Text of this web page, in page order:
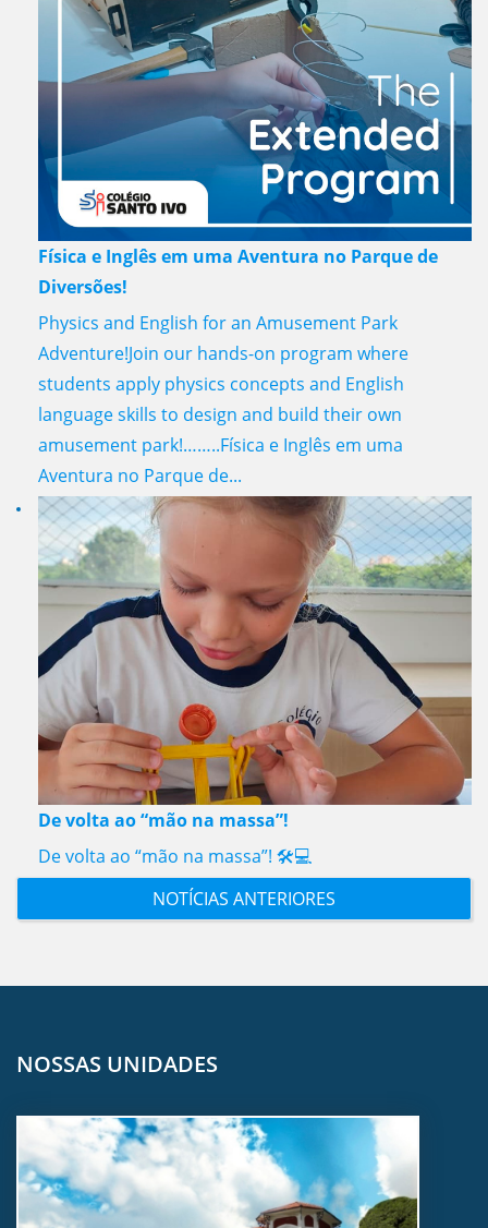
Física e Inglês em uma Aventura no Parque de
Diversões!
Physics and English for an Amusement Park
Adventure!Join our hands-on program where
students apply physics concepts and English
language skills to design and build their own
amusement park!……..Física e Inglês em uma
Aventura no Parque de...
De volta ao “mão na massa”!
De volta ao “mão na massa”! 🛠️💻
NOTÍCIAS ANTERIORES
NOSSAS UNIDADES